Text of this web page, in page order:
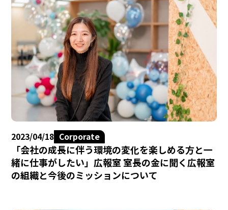
2023/04/18 Corporate
「会社の成長に伴う環境の変化を楽しめる方と一
緒に仕事がしたい」広報室 室長の金に聞く広報室
の組織と今後のミッションについて